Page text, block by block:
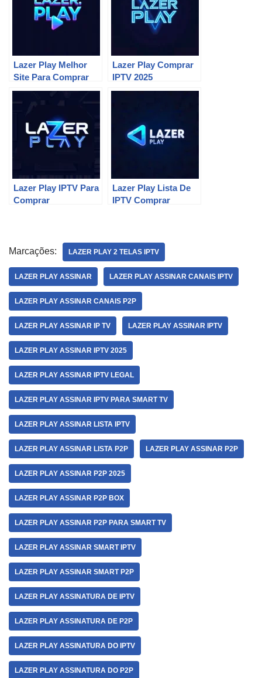
Lazer Play Melhor
Site Para Comprar
P2P
Lazer Play Comprar
IPTV 2025
Lazer Play IPTV Para
Comprar
Lazer Play Lista De
IPTV Comprar
Marcações: LAZER PLAY 2 TELAS IPTV
LAZER PLAY ASSINAR LAZER PLAY ASSINAR CANAIS IPTV
LAZER PLAY ASSINAR CANAIS P2P
LAZER PLAY ASSINAR IP TV LAZER PLAY ASSINAR IPTV
LAZER PLAY ASSINAR IPTV 2025
LAZER PLAY ASSINAR IPTV LEGAL
LAZER PLAY ASSINAR IPTV PARA SMART TV
LAZER PLAY ASSINAR LISTA IPTV
LAZER PLAY ASSINAR LISTA P2P LAZER PLAY ASSINAR P2P
LAZER PLAY ASSINAR P2P 2025
LAZER PLAY ASSINAR P2P BOX
LAZER PLAY ASSINAR P2P PARA SMART TV
LAZER PLAY ASSINAR SMART IPTV
LAZER PLAY ASSINAR SMART P2P
LAZER PLAY ASSINATURA DE IPTV
LAZER PLAY ASSINATURA DE P2P
LAZER PLAY ASSINATURA DO IPTV
LAZER PLAY ASSINATURA DO P2P